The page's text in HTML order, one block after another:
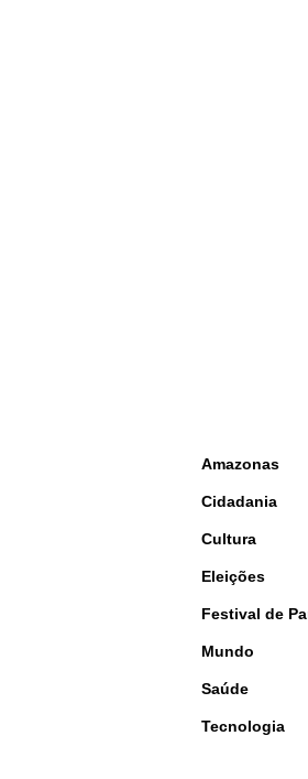
Amazonas
Cidadania
Cultura
Eleições
Festival de
Mundo
Saúde
Tecnologia